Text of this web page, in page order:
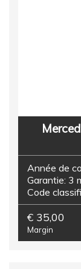
Année de
Garantie: 3
Code
€ 35,00
Margin